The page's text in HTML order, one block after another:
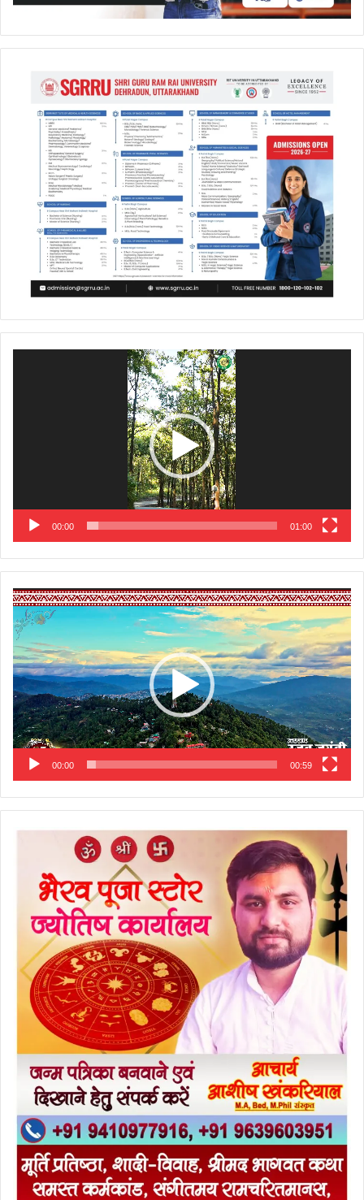
00:00 01:00
Video
Player
00:00 00:59